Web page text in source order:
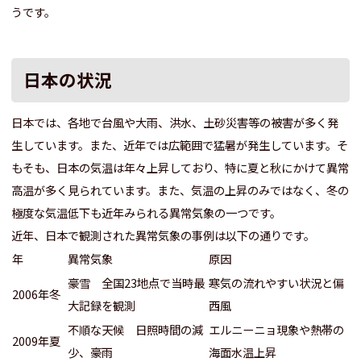
うです。
日本の状況
日本では、各地で台風や大雨、洪水、土砂災害等の被害が多く発
生しています。また、近年では広範囲で猛暑が発生しています。そ
もそも、日本の気温は年々上昇しており、特に夏と秋にかけて異常
高温が多く見られています。また、気温の上昇のみではなく、冬の
極度な気温低下も近年みられる異常気象の一つです。
近年、日本で観測された異常気象の事例は以下の通りです。
年
異常気象 原因
2006年冬
豪雪 全国23地点で当時最
大記録を観測
寒気の流れやすい状況と偏
西風
2009年夏
不順な天候 日照時間の減
少、豪雨
エルニーニョ現象や熱帯の
海面水温上昇